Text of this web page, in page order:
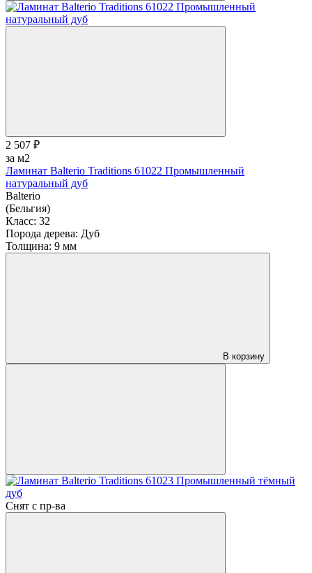
2 507 ₽
за м2
Ламинат Balterio Traditions 61022 Промышленный
натуральный дуб
Balterio
(Бельгия)
Класс: 32
Порода дерева: Дуб
Толщина: 9 мм
В корзину
Снят с пр-ва